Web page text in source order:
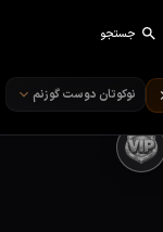
جستجو
انیمه نوکوتان دوست
نوکوتان دوست گوزنم